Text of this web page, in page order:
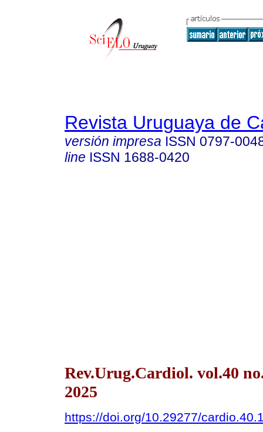
Revista Uruguaya de
versión impresa ISSN 0797-
line ISSN 1688-0420
Rev.Urug.Cardiol. vol.40
2025
https://doi.org/10.29277/